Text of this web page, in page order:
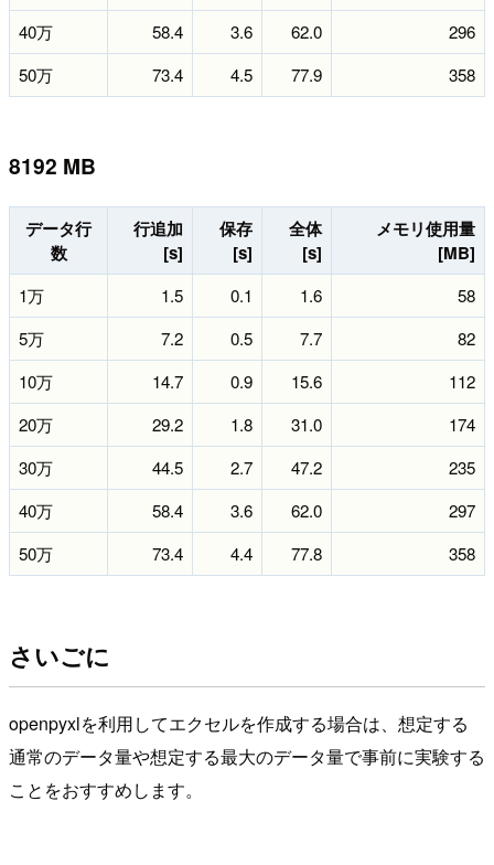
40万
58.4 3.6 62.0
296
50万
73.4 4.5 77.9 358
8192 MB
データ行
数
行追加
[s]
保存
[s]
全体
[s]
メモリ使用量
[MB]
1万 1.5 0.1 1.6
58
5万
7.2 0.5 7.7
82
10万
14.7 0.9 15.6
112
20万
29.2 1.8 31.0
174
30万
44.5 2.7 47.2
235
40万
58.4 3.6 62.0
297
50万
73.4 4.4 77.8 358
さいごに
openpyxlを利用してエクセルを作成する場合は、想定する
通常のデータ量や想定する最大のデータ量で事前に実験する
ことをおすすめします。